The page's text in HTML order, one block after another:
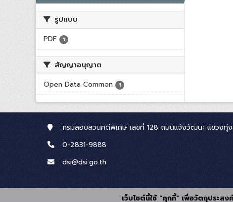
รูปแบบ
PDF
1
สัญญาอนุญาต
Open Data Common
1
กรมสอบสวนคดีพิเศษ เลขที่ 128 ถนนแจ้งวัฒนะ แขวงทุ่
0-2831-9888
dsi@dsi.go.th
เว็บไซต์นี้ใช้ "คุกกี้" เพื่อวัตถุประส